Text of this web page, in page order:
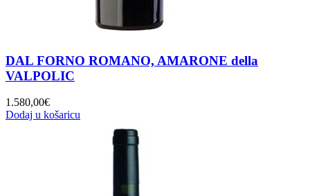
DAL FORNO ROMANO, AMARONE della
VALPOLIC
1.580,00€
Dodaj u košaricu